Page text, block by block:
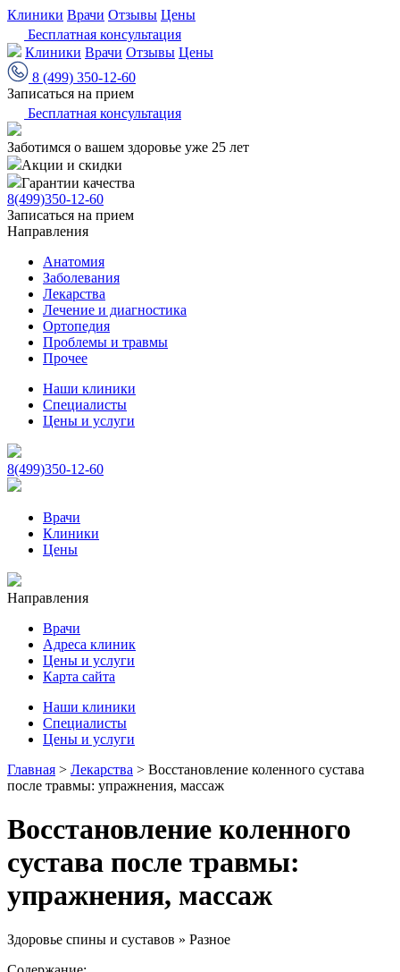
Клиники Врачи Отзывы Цены
Бесплатная консультация
Клиники Врачи Отзывы Цены
8 (499) 350-12-60
Записаться на прием
Бесплатная консультация
Заботимся о вашем здоровье уже 25 лет
Акции и скидки
Гарантии качества
8(499)350-12-60
Записаться на прием
Направления
Анатомия
Заболевания
Лекарства
Лечение и диагностика
Ортопедия
Проблемы и травмы
Прочее
Наши клиники
Специалисты
Цены и услуги
8(499)350-12-60
Врачи
Клиники
Цены
Направления
Врачи
Адреса клиник
Цены и услуги
Карта сайта
Наши клиники
Специалисты
Цены и услуги
Главная > Лекарства > Восстановление коленного сустава
после травмы: упражнения, массаж
Восстановление коленного
сустава после травмы:
упражнения, массаж
Здоровье спины и суставов » Разное